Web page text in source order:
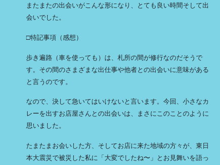
またまたの出会いがこんな形になり、とても良い時間そして出
会いでした。
□特記事項（感想）
歩き遍路（車を使っても）は、札所の間が修行なのだそうで
す。その間のさまざまな出仕事や他者との出会いに意味がある
と言うのです。
なので、決して急いてはいけないと言います。今回、小さなカ
レーを出すお店屋さんとの出会いは、まさにこのことのように
思いました。
たまたまお会いした方、そしてお店に来た地域の方々が、東日
本大震災で被災した私に「大変でしたね〜」とお見舞いを語っ